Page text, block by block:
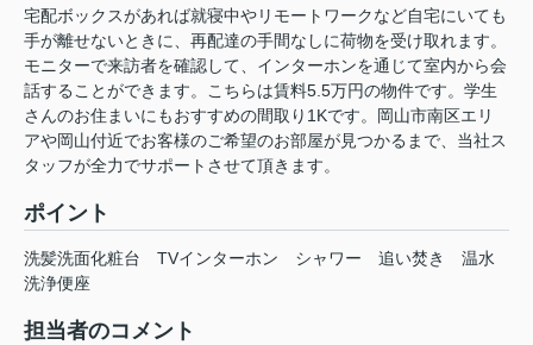
宅配ボックスがあれば就寝中やリモートワークなど自宅にいても
手が離せないときに、再配達の手間なしに荷物を受け取れます。
モニターで来訪者を確認して、インターホンを通じて室内から会
話することができます。こちらは賃料5.5万円の物件です。学生
さんのお住まいにもおすすめの間取り1Kです。岡山市南区エリ
アや岡山付近でお客様のご希望のお部屋が見つかるまで、当社ス
タッフが全力でサポートさせて頂きます。
ポイント
洗髪洗面化粧台 TVインターホン シャワー 追い焚き
温水
洗浄便座
担当者のコメント